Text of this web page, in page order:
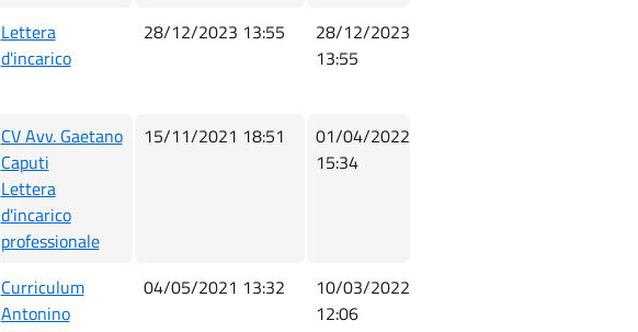
Lettera
d'incarico
28/12/2023 13:55
28/12/2023
13:55
CV Avv. Gaetano
Caputi
Lettera
d'incarico
professionale
15/11/2021 18:51
01/04/2022
15:34
Curriculum
Antonino
04/05/2021 13:32
10/03/2022
12:06